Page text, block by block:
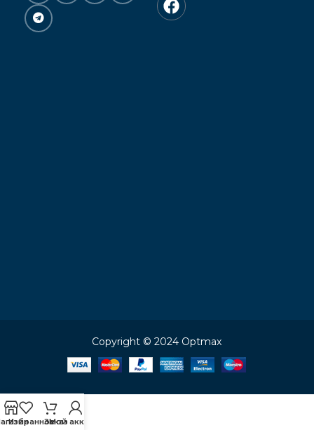
Copyright © 2024 Optmax
ИзбранноеЗаказ
Мой аккаунт